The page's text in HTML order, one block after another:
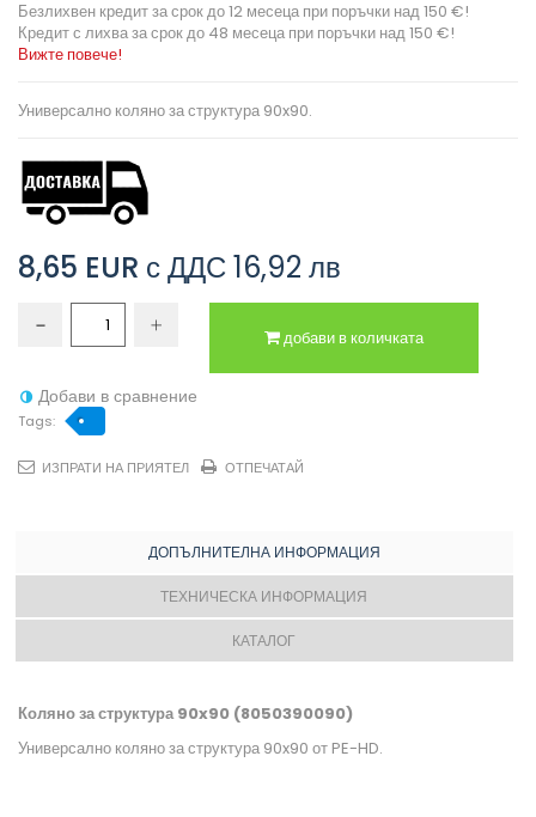
Безлихвен кредит за срок до 12 месеца при поръчки над 150 €!
Кредит с лихва за срок до 48 месеца при поръчки над 150 €!
Вижте повече!
Универсално коляно за структура 90x90.
8,65 EUR с ДДС 16,92 лв
добави в количката
Добави в сравнение
Tags:
ИЗПРАТИ НА ПРИЯТЕЛ ОТПЕЧАТАЙ
ДОПЪЛНИТЕЛНА ИНФОРМАЦИЯ
ТЕХНИЧЕСКА ИНФОРМАЦИЯ
КАТАЛОГ
Коляно за структура 90x90 (8050390090)
Универсално коляно за структура 90x90 от PE-HD.